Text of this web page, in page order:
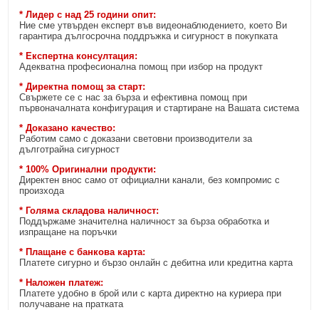
* Лидер с над 25 години опит:
Ние сме утвърден експерт във видеонаблюдението, което Ви
гарантира дългосрочна поддръжка и сигурност в покупката
* Експертна консултация:
Адекватна професионална помощ при избор на продукт
* Директна помощ за старт:
Свържете се с нас за бърза и ефективна помощ при
първоначалната конфигурация и стартиране на Вашата система
* Доказано качество:
Работим само с доказани световни производители за
дълготрайна сигурност
* 100% Оригинални продукти:
Директен внос само от официални канали, без компромис с
произхода
* Голяма складова наличност:
Поддържаме значителна наличност за бърза обработка и
изпращане на поръчки
* Плащане с банкова карта:
Платете сигурно и бързо онлайн с дебитна или кредитна карта
* Наложен платеж:
Платете удобно в брой или с карта директно на куриера при
получаване на пратката